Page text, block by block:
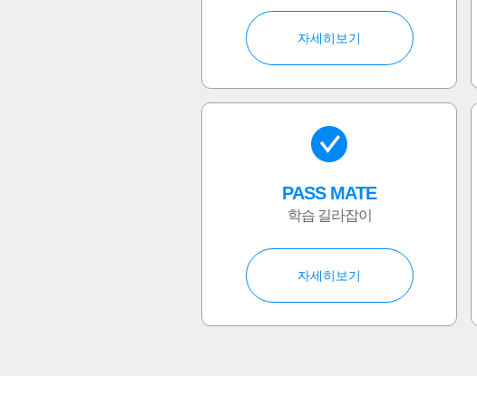
자세히보기
PASS MATE
학습 길라잡이
자세히보기